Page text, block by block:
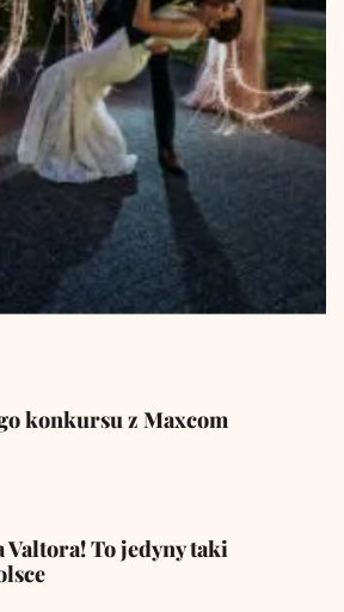
konkursu z Maxcom
To jedyny taki